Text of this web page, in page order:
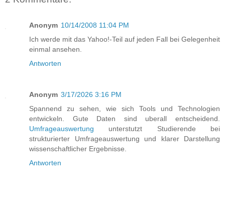
Anonym 10/14/2008 11:04 PM
Ich werde mit das Yahoo!-Teil auf jeden Fall bei Gelegenheit
einmal ansehen.
Antworten
Anonym 3/17/2026 3:16 PM
Spannend zu sehen, wie sich Tools und Technologien
entwickeln. Gute Daten sind uberall entscheidend.
Umfrageauswertung unterstutzt Studierende bei
strukturierter Umfrageauswertung und klarer Darstellung
wissenschaftlicher Ergebnisse.
Antworten